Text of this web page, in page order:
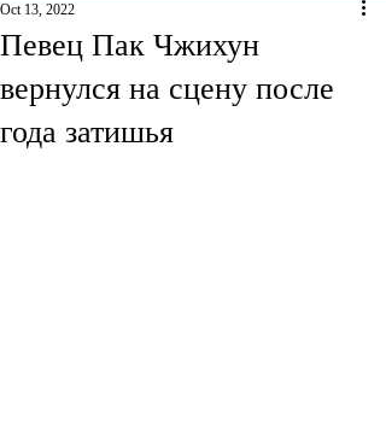
Певец Пак Чжихун
вернулся на сцену после
года затишья
Oct 13, 2022